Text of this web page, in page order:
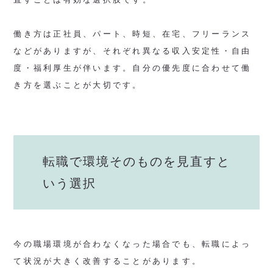
働き方は正社員、パート、時短、在宅、フリーランス
などがありますが、それぞれ異なる収入安定性・自由
度・福利厚生が伴います。自分の優先度に合わせて働
き方を選ぶことが大切です。
転職で環境そのものを見直すと
いう選択
今の職場環境が合わなくなった場合でも、転職によっ
て状況が大きく改善することがあります。